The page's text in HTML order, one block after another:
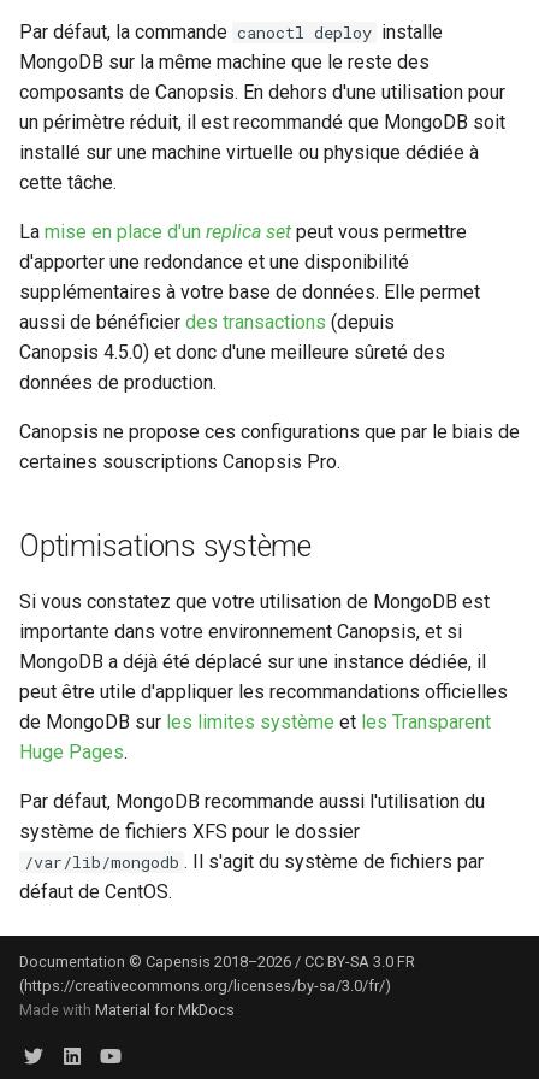
a
r
r
e
r
a
r
e
c
h
e
bases de données
Sauvegarde et restauration
des bases de données
Connexion à Canopsis et à
ses composants
Prérequis des versions
Rabbitmq webui
Troubleshooting
evenement
Engine-pbehavior
Engine-remediation
Engine-webhook
Swagger pro
L'enrichissement
Groupement d'alarmes par
corrélation
Notifications vers un outil
tiers
Période de confirmation
les nouvelles alarmes
affichages via des
handlebars
suivant
Widgets
Indicateurs statistiques et
KPI
Listes de lecture
Paramètres de calcul
d'état/sévérité
Paramètres de stockage
Paramètres
Utilisateurs
Règles Méta Alarmes (pro)
Règles de résolution
Scenarios
Premier acces
Remediation
Services
Vocabulaire
nokiansp2canopsis
Connecteur PRTG
Connecteur prometheus
Shinken
Connecteur Zabbix vers
Canopsis (connector-
Par défaut, la commande canoctl deploy installe
MongoDB sur la même machine que le reste des
composants de Canopsis. En dehors d'une utilisation pour
un périmètre réduit, il est recommandé que MongoDB soit
installé sur une machine virtuelle ou physique dédiée à
cette tâche.
La mise en place d'un replica set peut vous permettre
d'apporter une redondance et une disponibilité
supplémentaires à votre base de données. Elle permet
aussi de bénéficier des transactions (depuis
Canopsis 4.5.0) et donc d'une meilleure sûreté des
données de production.
Canopsis ne propose ces configurations que par le biais de
certaines souscriptions Canopsis Pro.
Optimisations système
Si vous constatez que votre utilisation de MongoDB est
importante dans votre environnement Canopsis, et si
MongoDB a déjà été déplacé sur une instance dédiée, il
peut être utile d'appliquer les recommandations officielles
de MongoDB sur les limites système et les Transparent
Huge Pages.
Par défaut, MongoDB recommande aussi l'utilisation du
système de fichiers XFS pour le dossier
/var/lib/mongodb . Il s'agit du système de fichiers par
défaut de CentOS.
Documentation © Capensis 2018–2026 / CC BY-SA 3.0 FR
(https://creativecommons.org/licenses/by-sa/3.0/fr/)
Made with Material for MkDocs